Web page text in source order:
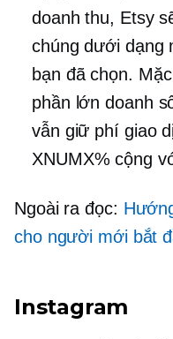
doanh thu, Etsy
chúng dưới dạng
bạn đã chọn.
phần lớn doanh
vẫn giữ phí giao
XNUMX% cộng
Ngoài ra đọc:
cho người mới bắt
Instagram